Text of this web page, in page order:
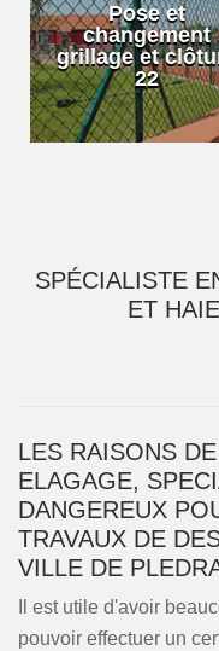
Pose et
changement
grillage et
22
SPÉCIALISTE
ET
LES RAISONS
ELAGAGE,
DANGEREUX
TRAVAUX DE
VILLE DE
Il est utile d'avoir
pouvoir effectuer un